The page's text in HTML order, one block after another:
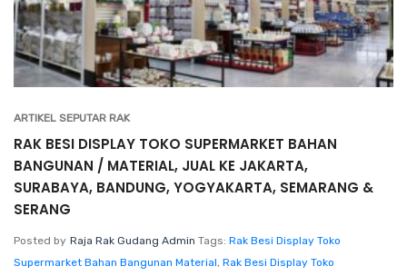
ARTIKEL SEPUTAR RAK
RAK BESI DISPLAY TOKO SUPERMARKET BAHAN
BANGUNAN / MATERIAL, JUAL KE JAKARTA,
SURABAYA, BANDUNG, YOGYAKARTA, SEMARANG &
SERANG
Posted by Raja Rak Gudang Admin Tags: Rak Besi Display Toko
Supermarket Bahan Bangunan Material, Rak Besi Display Toko